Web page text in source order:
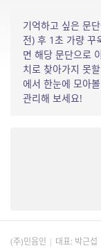
기억하고 싶은 문
전) 후 1초 가량 꾸
면 해당 문단으로
치로 찾아가지 못
에서 한눈에 모아
관리해 보세요!
(주)민음인 대표: 박근섭